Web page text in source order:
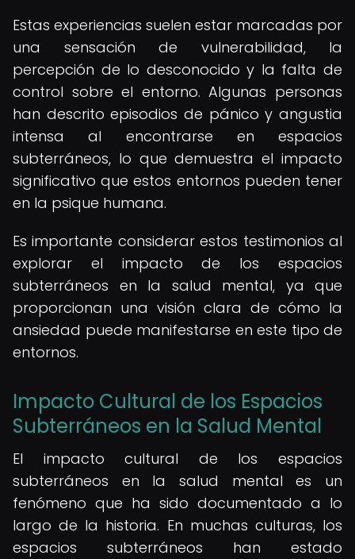
Estas experiencias suelen estar marcadas por
una sensación de vulnerabilidad, la
percepción de lo desconocido y la falta de
control sobre el entorno. Algunas personas
han descrito episodios de pánico y angustia
intensa al encontrarse en espacios
subterráneos, lo que demuestra el impacto
significativo que estos entornos pueden tener
en la psique humana.
Es importante considerar estos testimonios al
explorar el impacto de los espacios
subterráneos en la salud mental, ya que
proporcionan una visión clara de cómo la
ansiedad puede manifestarse en este tipo de
entornos.
Impacto Cultural de los Espacios
Subterráneos en la Salud Mental
El impacto cultural de los espacios
subterráneos en la salud mental es un
fenómeno que ha sido documentado a lo
largo de la historia. En muchas culturas, los
espacios subterráneos han estado